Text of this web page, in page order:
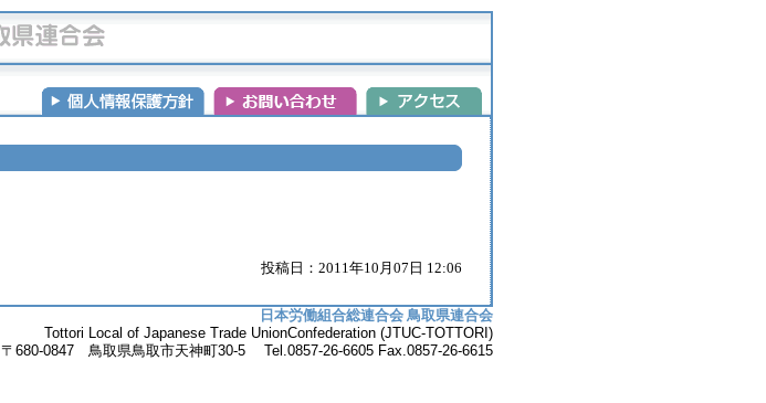
投稿日：2011年10月07日 12:06
日本労働組合総連合会 鳥取県連合会
Tottori Local of Japanese Trade UnionConfederation (JTUC-TOTTORI)
〒680-0847 鳥取県鳥取市天神町30-5 Tel.0857-26-6605 Fax.0857-26-6615